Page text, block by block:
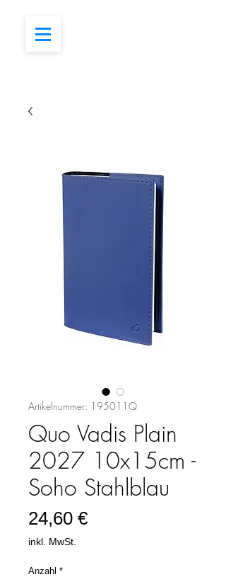
Artikelnummer: 195011Q
Quo Vadis Plain
2027 10x15cm -
Soho Stahlblau
24,60 €Preis
inkl. MwSt.
Anzahl *